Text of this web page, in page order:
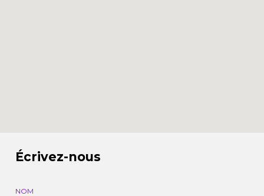
Écrivez-nous
NOM